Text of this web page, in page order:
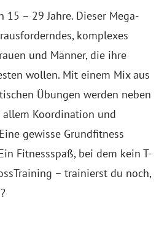
– 29 Jahre. Dieser Mega-
komplexes
und Männer, die ihre
wollen. Mit einem Mix aus
Übungen werden neben
Koordination und
gewisse Grundfitness
Fitnessspaß, bei dem kein T-
– trainierst du noch,